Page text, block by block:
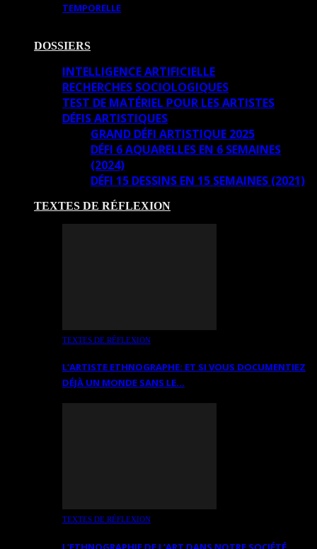
TEMPORELLE
DOSSIERS
INTELLIGENCE ARTIFICIELLE
RECHERCHES SOCIOLOGIQUES
TEST DE MATÉRIEL POUR LES ARTISTES
DÉFIS ARTISTIQUES
GRAND DÉFI ARTISTIQUE 2025
DÉFI 6 AQUARELLES EN 6 SEMAINES
(2024)
DÉFI 15 DESSINS EN 15 SEMAINES (2021)
TEXTES DE RÉFLEXION
TEXTES DE RÉFLEXION
L’ARTISTE ETHNOGRAPHE: ET SI VOUS DOCUMENTIEZ
DÉJÀ UN MONDE SANS LE…
TEXTES DE RÉFLEXION